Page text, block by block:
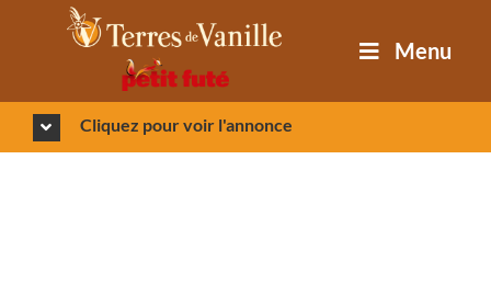
Menu
Cliquez pour voir l'annonce